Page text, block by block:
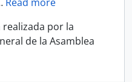
por la
de la Asamblea